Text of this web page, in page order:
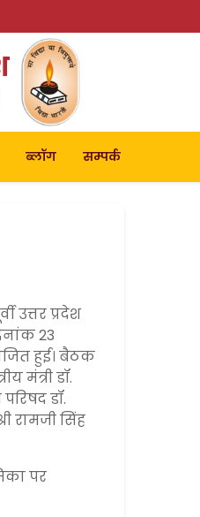
ब्लॉग सम्पर्क
उत्तर प्रदेश
23
हुई। बैठक
मंत्री डॉ.
डॉ.
रामजी सिंह
पर